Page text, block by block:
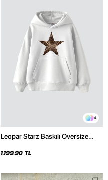
4
Leopar Starz Baskılı Oversize
1.199,90 TL